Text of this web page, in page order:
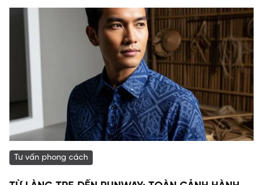
Tư vấn phong cách